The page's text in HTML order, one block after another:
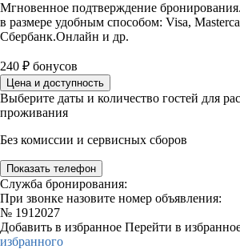
Мгновенное подтверждение
в размере удобным способом: Visa,
Сбербанк.Онлайн и др.
240 ₽ бонусов
Цена и доступность
Выберите даты и количество гостей для
проживания
Без комиссии и сервисных сборов
Показать телефон
Служба бронирования:
При звонке назовите номер объявления:
№ 1912027
Добавить в избранное Перейти в
избранного